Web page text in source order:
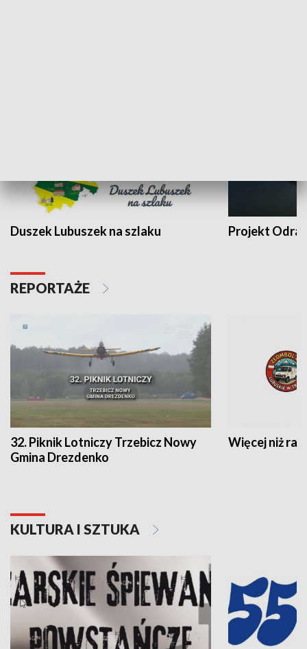
Duszek Lubuszek na szlaku Projekt Odra
REPORTAŻE
32. Piknik Lotniczy Trzebicz Nowy
Gmina Drezdenko
Więcej niż rajd
KULTURA I SZTUKA